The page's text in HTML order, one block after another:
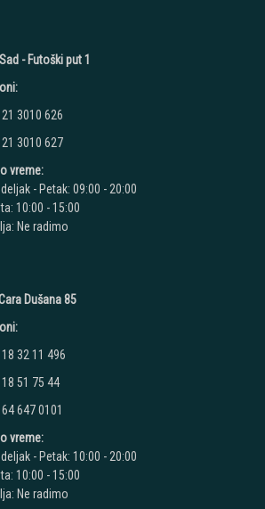
- Futoški put 1
3010 626
3010 627
vreme:
- Petak: 09:00 - 20:00
10:00 - 15:00
Ne radimo
Dušana 85
32 11 496
51 75 44
647 0101
vreme:
- Petak: 10:00 - 20:00
10:00 - 15:00
Ne radimo